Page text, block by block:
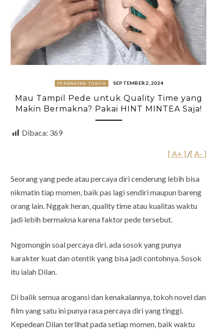
PERAWATAN TUBUH SEPTEMBER 2, 2024
Mau Tampil Pede untuk Quality Time yang
Makin Bermakna? Pakai HINT MINTEA Saja!
Dibaca: 369
[ A+ ] /[ A- ]
Seorang yang pede atau percaya diri cenderung lebih bisa
nikmatin tiap momen, baik pas lagi sendiri maupun bareng
orang lain. Nggak heran, quality time atau kualitas waktu
jadi lebih bermakna karena faktor pede tersebut.
Ngomongin soal percaya diri, ada sosok yang punya
karakter kuat dan otentik yang bisa jadi contohnya. Sosok
itu ialah Dilan.
Di balik semua arogansi dan kenakalannya, tokoh novel dan
film yang satu ini punya rasa percaya diri yang tinggi.
Kepedean Dilan terlihat pada setiap momen, baik waktu